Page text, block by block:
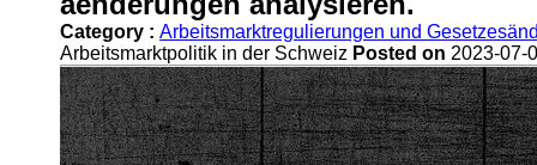
Psychische
Gesundheitsuntersuchung
Waehrend der
Arbeitslosigkeit
Freiberufliche
Taetigkeiten und die Gig
Category : Arbeitsmarktregulierungen und
Arbeitsmarktpolitik in der Schweiz Posted on 2023-07-